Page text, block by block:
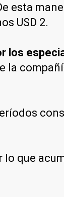
esta
USD 2.
los
la
lo que